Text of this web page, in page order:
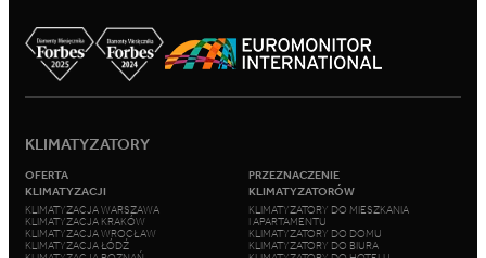
KLIMATYZATORY
OFERTA
KLIMATYZACJI
KLIMATYZACJA WARSZAWA
KLIMATYZACJA KRAKÓW
KLIMATYZACJA WROCŁAW
KLIMATYZACJA ŁÓDŹ
PRZEZNACZENIE
KLIMATYZATORÓW
KLIMATYZATORY DO MIESZKANIA
I APARTAMENTU
KLIMATYZATORY DO DOMU
KLIMATYZATORY DO BIURA